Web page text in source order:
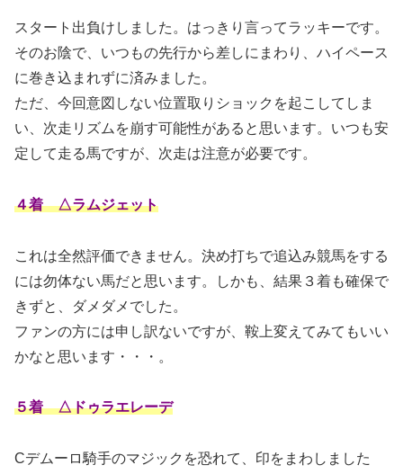
スタート出負けしました。はっきり言ってラッキーです。
そのお陰で、いつもの先行から差しにまわり、ハイペース
に巻き込まれずに済みました。
ただ、今回意図しない位置取りショックを起こしてしま
い、次走リズムを崩す可能性があると思います。いつも安
定して走る馬ですが、次走は注意が必要です。
４着 △ラムジェット
これは全然評価できません。決め打ちで追込み競馬をする
には勿体ない馬だと思います。しかも、結果３着も確保で
きずと、ダメダメでした。
ファンの方には申し訳ないですが、鞍上変えてみてもいい
かなと思います・・・。
５着 △ドゥラエレーデ
Cデムーロ騎手のマジックを恐れて、印をまわしました